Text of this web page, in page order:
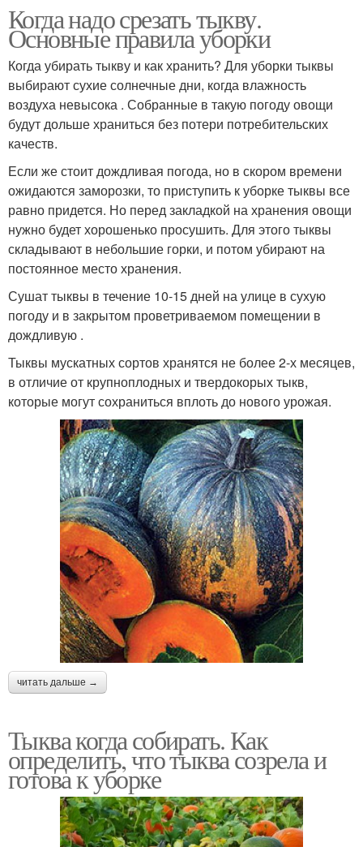
Когда надо срезать тыкву.
Основные правила уборки
Когда убирать тыкву и как хранить? Для уборки тыквы
выбирают сухие солнечные дни, когда влажность
воздуха невысока . Собранные в такую погоду овощи
будут дольше храниться без потери потребительских
качеств.
Если же стоит дождливая погода, но в скором времени
ожидаются заморозки, то приступить к уборке тыквы все
равно придется. Но перед закладкой на хранения овощи
нужно будет хорошенько просушить. Для этого тыквы
складывают в небольшие горки, и потом убирают на
постоянное место хранения.
Сушат тыквы в течение 10-15 дней на улице в сухую
погоду и в закрытом проветриваемом помещении в
дождливую .
Тыквы мускатных сортов хранятся не более 2-х месяцев,
в отличие от крупноплодных и твердокорых тыкв,
которые могут сохраниться вплоть до нового урожая.
читать дальше →
Тыква когда собирать. Как
определить, что тыква созрела и
готова к уборке